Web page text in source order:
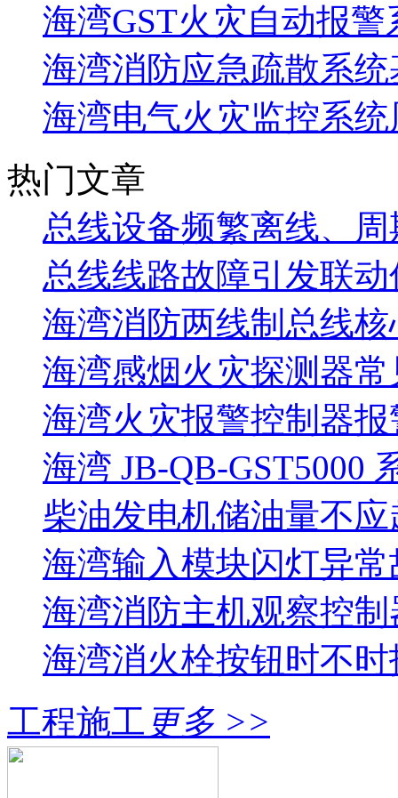
海湾GST火灾自动报警
海湾消防应急疏散系统
海湾电气火灾监控系
热门文章
总线设备频繁离线、
总线线路故障引发联
海湾消防两线制总线
海湾感烟火灾探测器
海湾火灾报警控制器报
海湾 JB-QB-GST5000
柴油发电机储油量不应
海湾输入模块闪灯异
海湾消防主机观察控制
海湾消火栓按钮时不
工程施工 更多 >>